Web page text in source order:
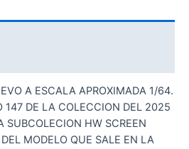
A ESCALA APROXIMADA 1/64.
147 DE LA COLECCION DEL 2025
SUBCOLECION HW SCREEN
MODELO QUE SALE EN LA